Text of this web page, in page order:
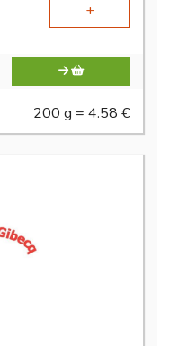
+
200 g = 4.58 €